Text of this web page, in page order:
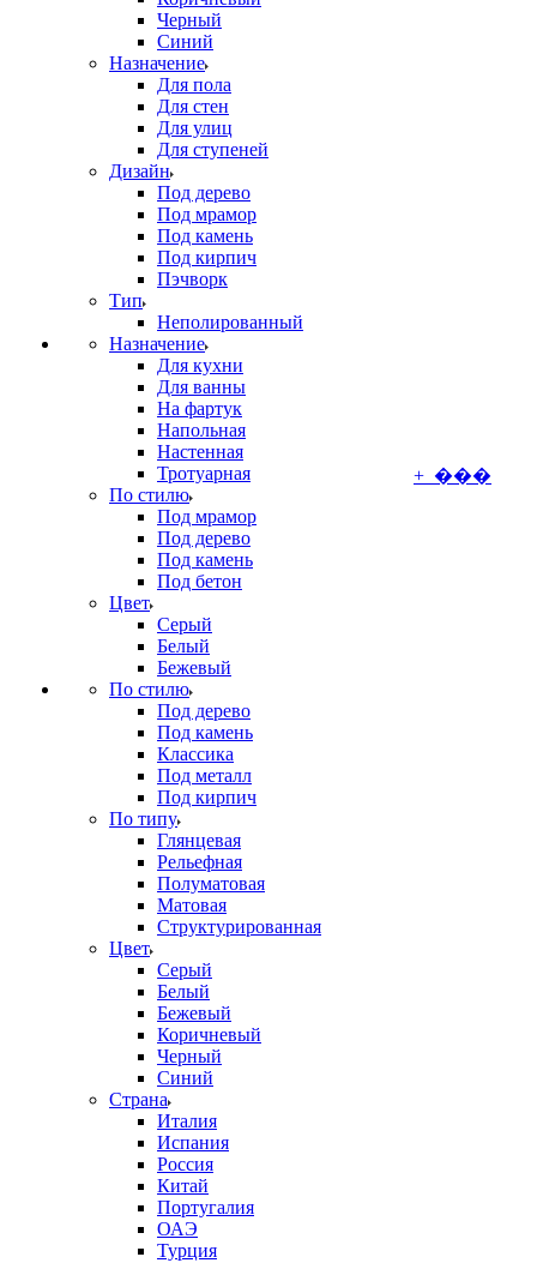
Черный
Синий
Назначение
Для пола
Для стен
Для улиц
Для ступеней
Дизайн
Под дерево
Под мрамор
Под камень
Под кирпич
Пэчворк
Тип
Неполированный
Назначение
Для кухни
Для ванны
На фартук
Напольная
Настенная
Тротуарная
По стилю
Под мрамор
Под дерево
Под камень
Под бетон
Цвет
Серый
Белый
Бежевый
По стилю
Под дерево
Под камень
Классика
Под металл
Под кирпич
По типу
Глянцевая
Рельефная
Полуматовая
Матовая
Структурированная
Цвет
Серый
Белый
Бежевый
Коричневый
Черный
Синий
Страна
Италия
Испания
Россия
Китай
Португалия
ОАЭ
Турция
+ ���